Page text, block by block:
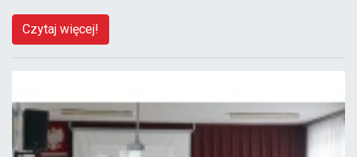
Czytaj więcej!